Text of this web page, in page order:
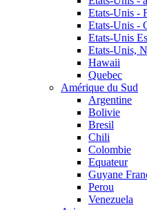
Etats-Unis -
Etats-Unis -
Etats-Unis
Etats-Unis,
Hawaii
Quebec
Amérique du Sud
Argentine
Bolivie
Bresil
Chili
Colombie
Equateur
Guyane
Perou
Venezuela